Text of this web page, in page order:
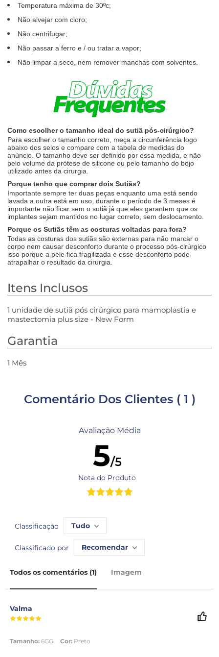
Temperatura máxima de 30ºc;
Não alvejar com cloro;
Não centrifugar;
Não passar a ferro e / ou tratar a vapor;
Não limpar a seco, nem remover manchas com solventes.
Como escolher o tamanho ideal do sutiã pós-cirúrgico?
Para escolher o tamanho correto, meça a circunferência logo
abaixo dos seios e compare com a tabela de medidas do
anúncio. O tamanho deve ser definido por essa medida, e não
pelo volume da prótese de silicone ou pelo tamanho do bojo
utilizado antes da cirurgia.
Porque tenho que comprar dois Sutiãs?
Importante sempre ter duas peças enquanto uma está sendo
lavada a outra está em uso, durante o período de 3 meses é
importante não ficar sem o sutiã já que eles garantem que os
implantes sejam mantidos no lugar correto, sem deslocamento.
Porque os Sutiãs têm as costuras voltadas para fora?
Todas as costuras dos sutiãs são externas para não marcar o
corpo nem causar desconforto durante o processo pós-cirúrgico
isso porque a pele fica fragilizada e esse desconforto pode
atrapalhar o resultado da cirurgia.
Itens Inclusos
1 unidade de sutiã pós cirúrgico para mamoplastia e
mastectomia plus size - New Form
Garantia
1 Mês
Comentário Dos Clientes ( 1 )
Avaliação Média
5/5
Nota do Produto
Classificação Tudo
Classificado por Recomendar
Todos os comentários (1) Imagem
Valma
Tamanho: 6GG Cor: Preto